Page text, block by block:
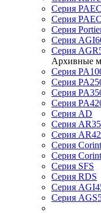
Серия
Серия
Серия
Серия
Серия
Архивные
Серия
Серия
Серия
Серия
Серия AD
Серия
Серия
Серия
Серия
Серия SFS
Серия RDS
Серия
Серия